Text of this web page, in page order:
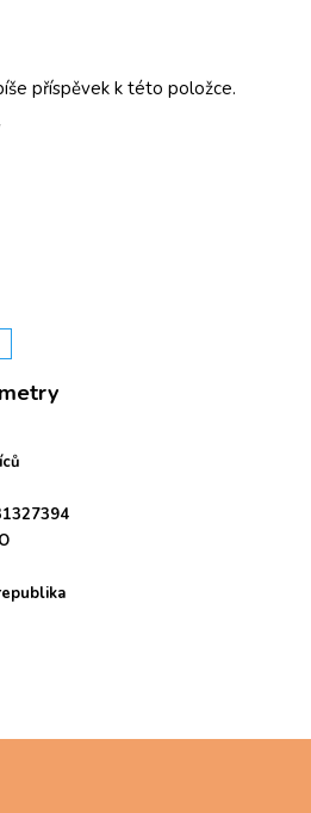
příspěvek k této položce.